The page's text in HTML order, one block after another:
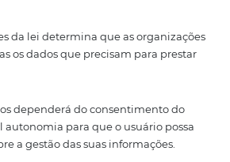
veem a equipe como
privadas e acessar
por meio
adequar à
proteção de